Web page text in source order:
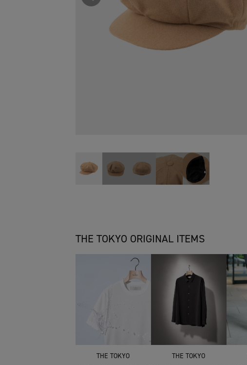
THE TOKYO ORIGINAL ITEMS
THE TOKYO THE TOKYO